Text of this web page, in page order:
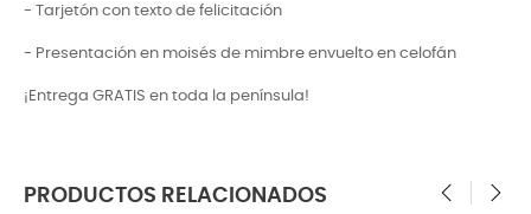
- Tarjetón con texto de felicitación
- Presentación en moisés de mimbre envuelto en celofán
¡Entrega GRATIS en toda la península!
PRODUCTOS RELACIONADOS